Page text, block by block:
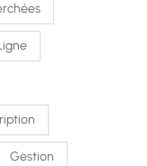
Gestion